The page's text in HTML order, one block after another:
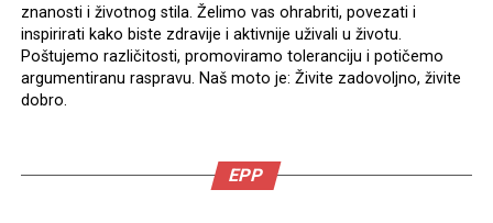
znanosti i životnog stila. Želimo vas ohrabriti, povezati i
inspirirati kako biste zdravije i aktivnije uživali u životu.
Poštujemo različitosti, promoviramo toleranciju i potičemo
argumentiranu raspravu. Naš moto je: Živite zadovoljno, živite
dobro.
EPP